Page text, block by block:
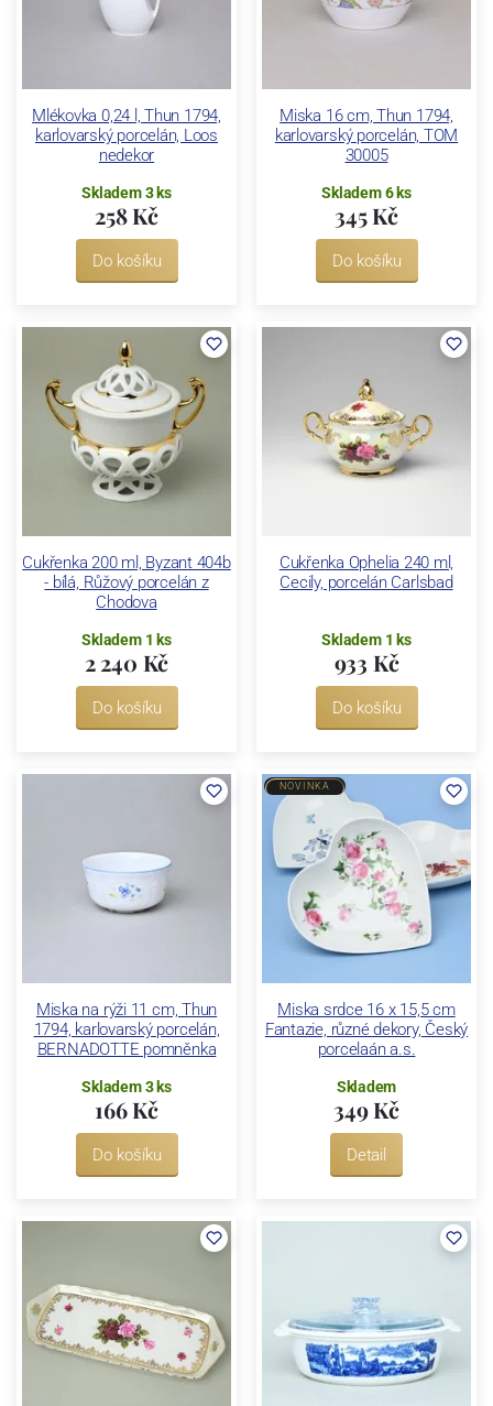
Mlékovka 0,24 l, Thun 1794,
karlovarský porcelán, Loos
nedekor
Skladem 3 ks
258 Kč
Do košíku
Miska 16 cm, Thun 1794,
karlovarský porcelán, TOM
30005
Skladem 6 ks
345 Kč
Do košíku
Cukřenka 200 ml, Byzant 404b
- bílá, Růžový porcelán z
Chodova
Skladem 1 ks
2 240 Kč
Do košíku
Cukřenka Ophelia 240 ml,
Cecily, porcelán Carlsbad
Skladem 1 ks
933 Kč
Do košíku
Miska na rýži 11 cm, Thun
1794, karlovarský porcelán,
BERNADOTTE pomněnka
Skladem 3 ks
166 Kč
Do košíku
Miska srdce 16 x 15,5 cm
Fantazie, různé dekory, Český
porcelaán a.s.
NOVINKA
Skladem
349 Kč
Detail